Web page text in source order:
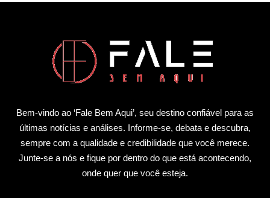
Bem-vindo ao ‘Fale Bem Aqui’, seu destino confiável para as
últimas notícias e análises. Informe-se, debata e descubra,
sempre com a qualidade e credibilidade que você merece.
Junte-se a nós e fique por dentro do que está acontecendo,
onde quer que você esteja.